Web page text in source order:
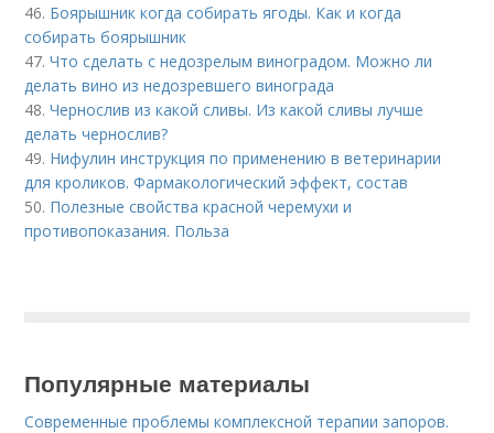
46. Боярышник когда собирать ягоды. Как и когда
собирать боярышник
47.Что сделать с недозрелым виноградом. Можно ли
делать вино из недозревшего винограда
48.Чернослив из какой сливы. Из какой сливы лучше
делать чернослив?
49. Нифулин инструкция по применению в ветеринарии
для кроликов. Фармакологический эффект, состав
50. Полезные свойства красной черемухи и
противопоказания. Польза
Популярные материалы
Современные проблемы комплексной терапии запоров.